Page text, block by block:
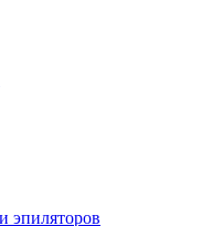
эпиляторов